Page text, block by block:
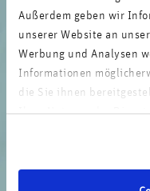
Außerdem geben wir
unserer Website an
Werbung und Analysen
Informationen
die Sie ihnen
Ihrer Nutzung der
Suchen und
Talente
Neben der Schulung Ihrer
Kernkompetenzen durch
und richtig zu bewerten, ist
verständlicherweise